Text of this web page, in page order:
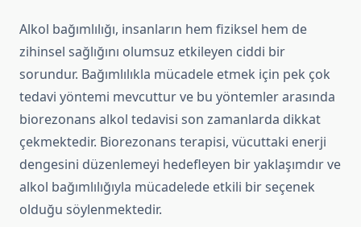
Alkol bağımlılığı, insanların hem fiziksel hem de
zihinsel sağlığını olumsuz etkileyen ciddi bir
sorundur. Bağımlılıkla mücadele etmek için pek çok
tedavi yöntemi mevcuttur ve bu yöntemler arasında
biorezonans alkol tedavisi son zamanlarda dikkat
çekmektedir. Biorezonans terapisi, vücuttaki enerji
dengesini düzenlemeyi hedefleyen bir yaklaşımdır ve
alkol bağımlılığıyla mücadelede etkili bir seçenek
olduğu söylenmektedir.